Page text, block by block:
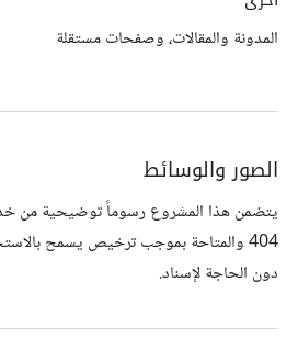
المدونة والمقالات، وصفحات مستقلة
الصور والوسائط
404 والمتاحة بموجب ترخيص يسمح
دون الحاجة لإسناد.